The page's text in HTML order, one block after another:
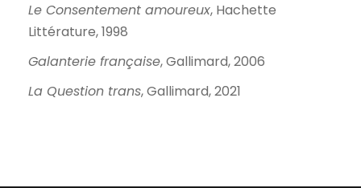
Le Consentement amoureux, Hachette
Littérature, 1998
Galanterie française, Gallimard, 2006
La Question trans, Gallimard, 2021